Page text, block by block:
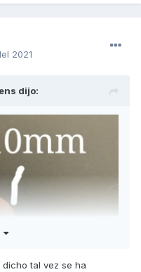
2021
dijo:
tal vez se ha